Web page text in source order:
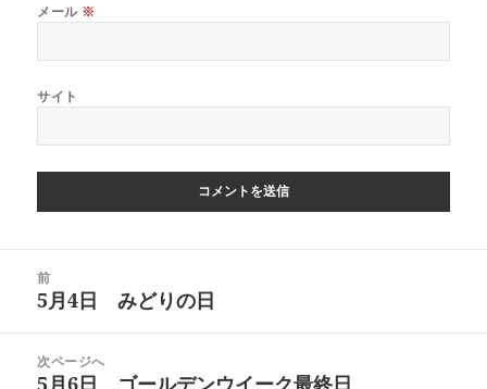
メール ※
サイト
前
前
投
稿:
5月4日 みどりの日
次ページへ
次
5月6日 ゴールデンウイーク最終日